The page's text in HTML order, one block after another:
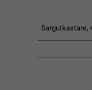
Sargutkastare,